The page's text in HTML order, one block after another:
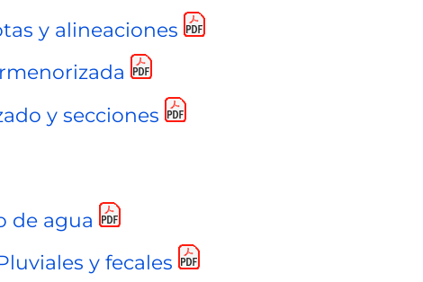
y alineaciones
y secciones
de agua
y fecales